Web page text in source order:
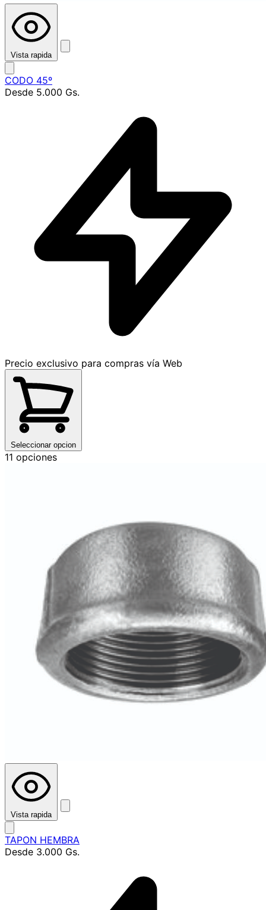
Vista rapida
CODO 45º
Desde 5.000 Gs.
Precio exclusivo para compras vía Web
Seleccionar opcion
11 opciones
Vista rapida
TAPON HEMBRA
Desde 3.000 Gs.